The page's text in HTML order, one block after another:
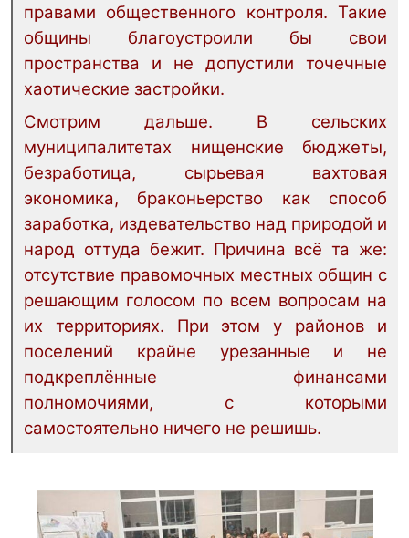
правами общественного контроля. Такие
общины благоустроили бы свои
пространства и не допустили точечные
хаотические застройки.
Смотрим дальше. В сельских
муниципалитетах нищенские бюджеты,
безработица, сырьевая вахтовая
экономика, браконьерство как способ
заработка, издевательство над природой и
народ оттуда бежит. Причина всё та же:
отсутствие правомочных местных общин с
решающим голосом по всем вопросам на
их территориях. При этом у районов и
поселений крайне урезанные и не
подкреплённые финансами
полномочиями, с которыми
самостоятельно ничего не решишь.